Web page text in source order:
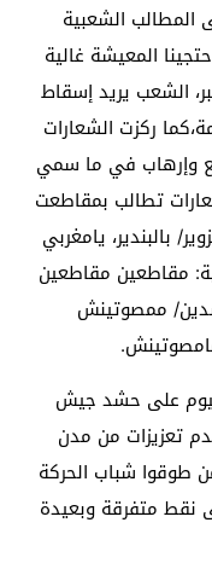
الشعبية
المعيشة غالية
الشعب يريد إسقاط
ركزت الشعارات
وإرهاب في ما سمي
شعارات تطالب بمقاطعت
بالبندير، يامغربي
مقاطعين مقاطعين
ممصوتينش
على حشد جيش
تعزيزات من مدن
طوقوا شباب الحركة
نقط متفرقة وبعيدة